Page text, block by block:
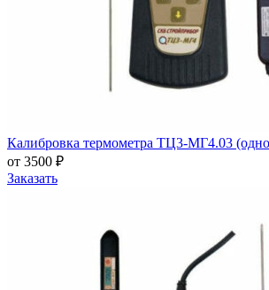
Калибровка термометра ТЦ3-МГ4.03
от 3500 ₽
Заказать